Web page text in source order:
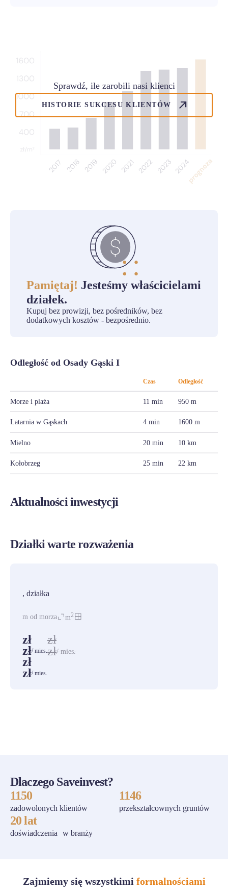
Sprawdź, ile zarobili nasi klienci
HISTORIE SUKCESU KLIENTÓW
Pamiętaj! Jesteśmy właścicielami
działek.
Kupuj bez prowizji, bez pośredników, bez
dodatkowych kosztów - bezpośrednio.
Odległość od Osady Gąski I
Czas Odległość
Morze i plaża 11 min 950 m
Latarnia w Gąskach 4 min 1600 m
Mielno 20 min 10 km
Kołobrzeg 25 min 22 km
Aktualności inwestycji
Działki warte rozważenia
, działka
m od morza m2
zł
zł/ mies.
zł
zł/ mies.
zł
zł/ mies.
Dlaczego Saveinvest?
1150
zadowolonych klientów
1146
przekształcownych gruntów
20 lat
doświadczenia w branży
Zajmiemy się wszystkimi formalnościami